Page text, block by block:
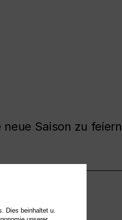
Saison zu feiern
Dies beinhaltet u.